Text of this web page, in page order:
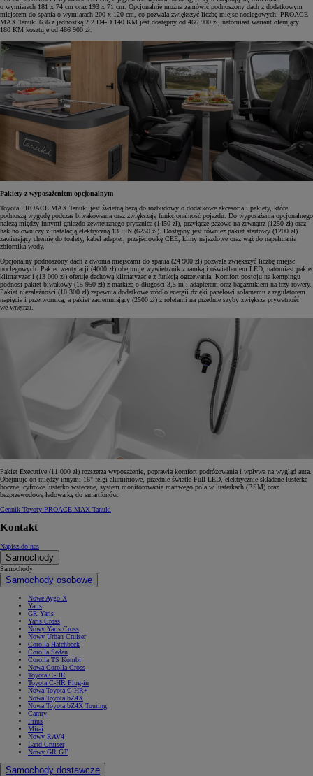
o wymiarach 181 x 74 cm oraz 193 x 71 cm. Opcjonalnie można zamówić podnoszony dach z dodatkowym
miejscem do spania o wymiarach 200 x 120 cm, co pozwala zwiększyć liczbę miejsc noclegowych. PROACE
MAX Tanuki 636 z jednostką 2.2 D4-D 140 KM jest dostępny od 466 900 zł, natomiast wariant oferujący
180 KM kosztuje od 486 900 zł.
Pakiety z wyposażeniem opcjonalnym
Toyota PROACE MAX Tanuki jest świetną bazą do rozbudowy o dodatkowe akcesoria i pakiety, które
podnoszą wygodę podczas biwakowania oraz zwiększają funkcjonalność pojazdu. Do wyposażenia opcjonalnego
należą między innymi gniazdo zewnętrznego prysznica (1450 zł), przyłącze gazowe na zewnątrz (1250 zł) oraz
hak holowniczy z instalacją elektryczną 13 PIN (6250 zł). Dostępny jest również pakiet startowy (1200 zł)
zawierający chemię do toalety, kabel adapter, przejściówkę CEE, kliny najazdowe oraz wąż do napełniania
zbiornika wody.
Opcjonalny podnoszony dach z dwoma miejscami do spania (24 900 zł) pozwala zwiększyć liczbę miejsc
noclegowych. Pakiet wentylacji (4000 zł) obejmuje wywietrznik z ramką i oświetleniem LED, natomiast pakiet
klimatyzacji (13 000 zł) oferuje dachową klimatyzację z funkcją ogrzewania. Komfort postoju na kempingu
podnosi pakiet biwakowy (15 950 zł) z markizą o długości 3,5 m i adapterem oraz bagażnikiem na trzy rowery.
Pakiet niezależności (10 300 zł) zapewnia dodatkowe źródło energii dzięki panelowi solarnemu z regulatorem
napięcia i przetwornicą, a pakiet zaciemniający (2500 zł) z roletami na przednie szyby zwiększa prywatność
we wnętrzu.
Pakiet Executive (11 000 zł) rozszerza wyposażenie, poprawia komfort podróżowania i wpływa na wygląd auta.
Obejmuje on między innymi 16" felgi aluminiowe, przednie światła Full LED, elektrycznie składane lusterka
boczne, cyfrowe lusterko wsteczne, system monitorowania martwego pola w lusterkach (BSM) oraz
bezprzewodową ładowarkę do smartfonów.
Cennik Toyoty PROACE MAX Tanuki
Kontakt
Napisz do nas
Samochody
Samochody
Samochody osobowe
Nowe Aygo X
Yaris
GR Yaris
Yaris Cross
Nowy Yaris Cross
Nowy Urban Cruiser
Corolla Hatchback
Corolla Sedan
Corolla TS Kombi
Nowa Corolla Cross
Toyota C-HR
Toyota C-HR Plug-in
Nowa Toyota C-HR+
Nowa Toyota bZ4X
Nowa Toyota bZ4X Touring
Camry
Prius
Mirai
Nowy RAV4
Land Cruiser
Nowy GR GT
Samochody dostawcze